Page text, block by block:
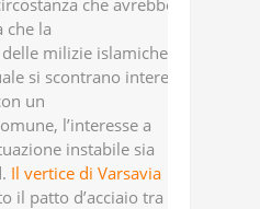
che avrebbe
che la
milizie islamiche .
si scontrano interessi
un
l’interesse a
instabile sia
Il vertice di Varsavia
il patto d’acciaio tra la